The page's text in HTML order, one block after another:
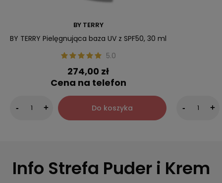
BY TERRY
BY TERRY Pielęgnująca baza UV z SPF50, 30 ml
5.0
274,00 zł
Cena na telefon
- + Do koszyka - +
Info Strefa Puder i Krem